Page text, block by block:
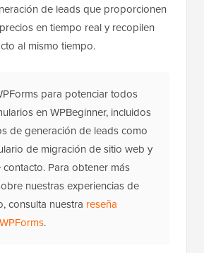
de leads que proporcionen
en tiempo real y recopilen
al mismo tiempo.
para potenciar todos
en WPBeginner, incluidos
de generación de leads como
de migración de sitio web y
Para obtener más
nuestras experiencias de
consulta nuestra reseña
.